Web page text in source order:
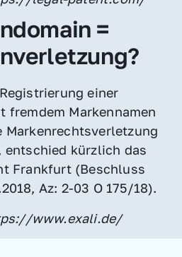
=
einer
fremdem Markennamen
Markenrechtsverletzung
entschied kürzlich das
Frankfurt (Beschluss
Az: 2-03 O 175/18).
www.exali.de/